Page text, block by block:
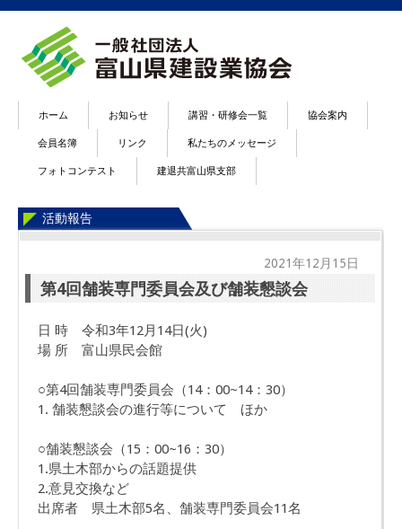
ホーム お知らせ 講習・研修会一覧 協会案内
会員名簿 リンク 私たちのメッセージ
フォトコンテスト 建退共富山県支部
活動報告
2021年12月15日
第4回舗装専門委員会及び舗装懇談会
日 時 令和3年12月14日(火)
場 所 富山県民会館
○第4回舗装専門委員会（14：00~14：30）
1. 舗装懇談会の進行等について ほか
○舗装懇談会（15：00~16：30）
1.県土木部からの話題提供
2.意見交換など
出席者 県土木部5名、舗装専門委員会11名